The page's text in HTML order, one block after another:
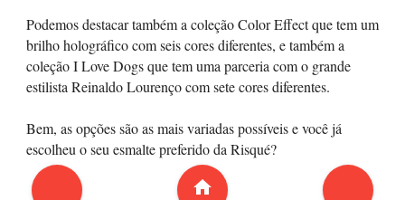
Podemos destacar também a coleção Color Effect que tem um
brilho holográfico com seis cores diferentes, e também a
coleção I Love Dogs que tem uma parceria com o grande
estilista Reinaldo Lourenço com sete cores diferentes.
Bem, as opções são as mais variadas possíveis e você já
escolheu o seu esmalte preferido da Risqué?